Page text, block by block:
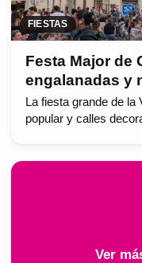
FIESTAS
Festa Major de
engalanadas y
La fiesta grande de la
popular y calles
Ver